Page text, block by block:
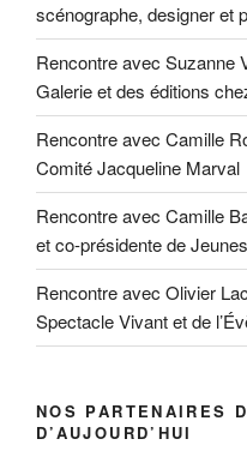
scénographe, designer et
Rencontre avec Suzanne
Galerie et des éditions
Rencontre avec Camille
Comité Jacqueline Marval
Rencontre avec Camille
et co-présidente de
Rencontre avec Olivier
Spectacle Vivant et de
NOS PARTENAIRES
D’AUJOURD’HUI